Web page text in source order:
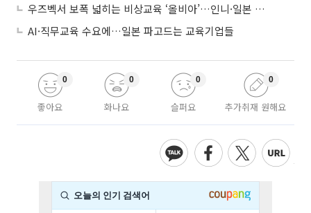
우즈벡서 보폭 넓히는 비상교육 ‘올비아’…인니·일본 진출 타진
AI·직무교육 수요에…일본 파고드는 교육기업들
좋아요
0
화나요
0
슬퍼요
0
추가취재 원해요
0